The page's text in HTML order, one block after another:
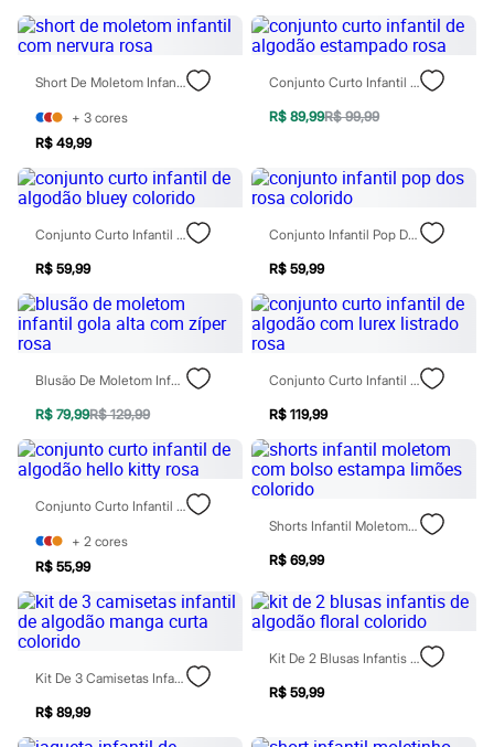
Casacos e Jaquetas
Jeans
Acessórios
Chapéus e Bonés
Cintos
Carteiras
Óculos
Relógios
Calçados
Botas
Chinelos
Sapatos
Sandálias e Papetes
Tênis
Moda esportiva
Bermudas
Camisetas
Calças
Calçados
Regatas
Moda íntima
Cuecas
Meias
Pijamas
Moda praia
Personagens
Plus size
Blusas e Camisetas
Calças
Casacos e Jaquetas
Jeans
Moda esportiva
Shorts e Bermudas
Short De Moletom Infantil Com Nervura Rosa
+ 3 cores
R$ 49,99
Conjunto Curto Infantil De Algodão Estampado Rosa
R$ 89,99R$ 99,99
Conjunto Curto Infantil De Algodão Bluey Colorido
R$ 59,99
Conjunto Infantil Pop Dos Rosa Colorido
R$ 59,99
Blusão De Moletom Infantil Gola Alta Com Zíper Rosa
R$ 79,99R$ 129,99
Conjunto Curto Infantil De Algodão Com Lurex Listrado Rosa
R$ 119,99
Conjunto Curto Infantil De Algodão Hello Kitty Rosa
+ 2 cores
R$ 55,99
Shorts Infantil Moletom Com Bolso Estampa Limões Colorido
R$ 69,99
Kit De 3 Camisetas Infantil De Algodão Manga Curta Colorido
R$ 89,99
Kit De 2 Blusas Infantis De Algodão Floral Colorido
R$ 59,99